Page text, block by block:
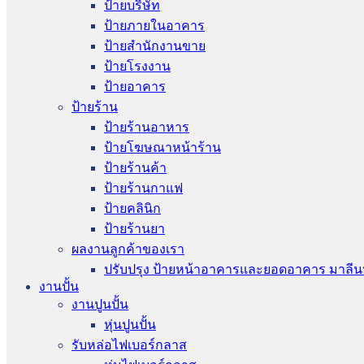
ป้ายบริษัท
ป้ายภายในอาคาร
ป้ายสำนักงานขาย
ป้ายโรงงาน
ป้ายอาคาร
ป้ายร้าน
ป้ายร้านอาหาร
ป้ายโฆษณาหน้าร้าน
ป้ายร้านค้า
ป้ายร้านกาแฟ
ป้ายคลินิก
ป้ายร้านยา
ผลงานลูกค้าของเรา
ปรับปรุง ป้ายหน้าอาคารและยอดอาคาร มาลี
งานปั้น
งานปูนปั้น
หุ่นปูนปั้น
รับหล่อไฟเบอร์กลาส